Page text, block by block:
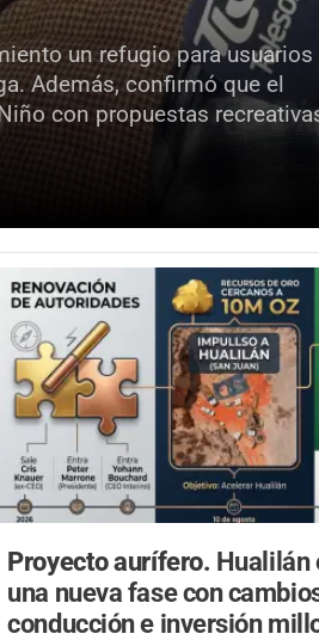
un refugio para usuarios
Además, confirmó que el
con propuestas
Proyecto aurífero. Hualilán
una nueva fase con
conducción e inversión